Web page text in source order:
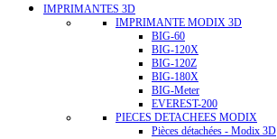
IMPRIMANTES 3D
IMPRIMANTE MODIX 3D
BIG-60
BIG-120X
BIG-120Z
BIG-180X
BIG-Meter
EVEREST-200
PIECES DETACHEES MODIX
Pièces détachées - Modix 3D